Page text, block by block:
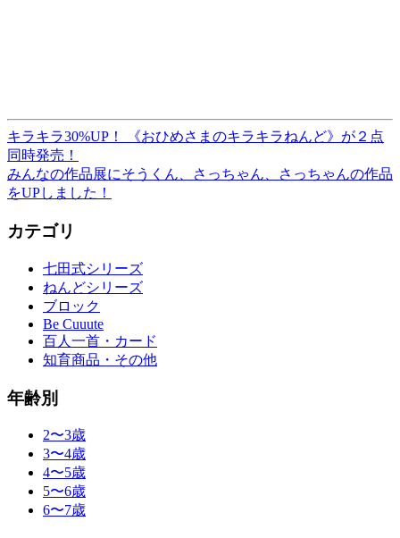
投
稿
ナ
ビ
キラキラ30%UP！ 《おひめさまのキラキラねんど》が２点
同時発売！
みんなの作品展にそうくん、さっちゃん、さっちゃんの作品
をUPしました！
カテゴリ
七田式シリーズ
ねんどシリーズ
ブロック
Be Cuuute
百人一首・カード
知育商品・その他
年齢別
2〜3歳
3〜4歳
4〜5歳
5〜6歳
6〜7歳